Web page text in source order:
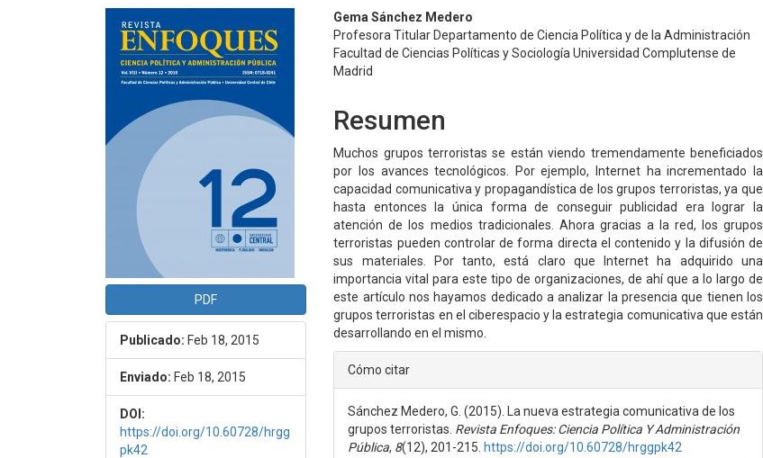
Barra
lateral
del
artículo
PDF
Publicado: Feb 18, 2015
Enviado: Feb 18, 2015
DOI:
https://doi.org/10.60728/hrgg
pk42
Contenido
principal
del
artículo
Gema Sánchez Medero
Profesora Titular Departamento de Ciencia Política y de la Administración
Facultad de Ciencias Políticas y Sociología Universidad Complutense de
Madrid
Resumen
Muchos grupos terroristas se están viendo tremendamente beneficiados
por los avances tecnológicos. Por ejemplo, Internet ha incrementado la
capacidad comunicativa y propagandística de los grupos terroristas, ya que
hasta entonces la única forma de conseguir publicidad era lograr la
atención de los medios tradicionales. Ahora gracias a la red, los grupos
terroristas pueden controlar de forma directa el contenido y la difusión de
sus materiales. Por tanto, está claro que Internet ha adquirido una
importancia vital para este tipo de organizaciones, de ahí que a lo largo de
este artículo nos hayamos dedicado a analizar la presencia que tienen los
grupos terroristas en el ciberespacio y la estrategia comunicativa que están
desarrollando en el mismo.
Detalles
del
artículo
Cómo citar
Sánchez Medero, G. (2015). La nueva estrategia comunicativa de los
grupos terroristas. Revista Enfoques: Ciencia Política Y Administración
Pública, 8(12), 201-215. https://doi.org/10.60728/hrggpk42